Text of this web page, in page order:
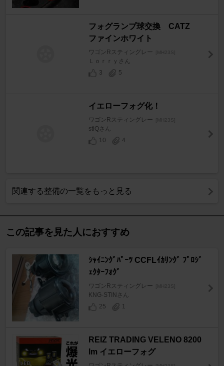
フォグランプ球交換 CATZ
ファインホワイト
ワゴンRスティングレー [MH23S]
Ｌｏｒｒｙさん
3
5
イエローフォグ化！
ワゴンRスティングレー [MH23S]
stiQさん
10
4
関連する整備の一覧をもっと見る
この記事を見た人におすすめ
ｼｬｲﾆﾝｸﾞﾊﾟｰﾂ CCFLｲｶﾘﾝｸﾞ ﾌﾟﾛｼﾞ
ｪｸﾀｰﾌｫｸﾞ
ワゴンRスティングレー [MH23S]
KNG-STINさん
25
1
REIZ TRADING VELENO 8200
lm イエローフォグ